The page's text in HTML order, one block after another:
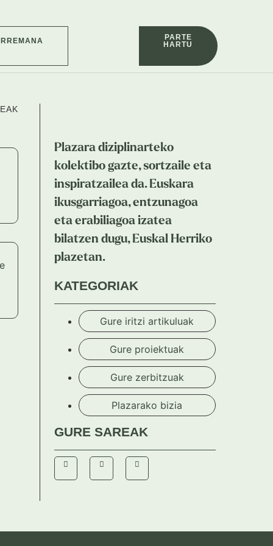
PARTE
HARTU
Plazara diziplinarteko
kolektibo gazte, sortzaile eta
inspiratzailea da. Euskara
ikusgarriagoa, entzunagoa
eta erabiliagoa izatea
bilatzen dugu, Euskal Herriko
plazetan.
KATEGORIAK
Gure iritzi artikuluak
Gure proiektuak
Gure zerbitzuak
Plazarako bizia
GURE SAREAK